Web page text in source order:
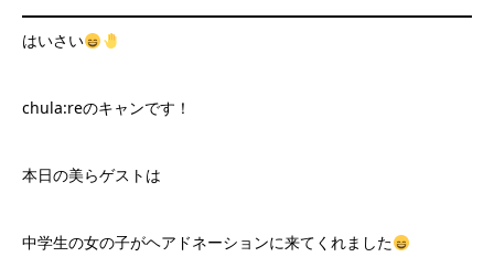
はいさい
chula:reのキャンです！
本日の美らゲストは
中学生の女の子がヘアドネーションに来てくれました